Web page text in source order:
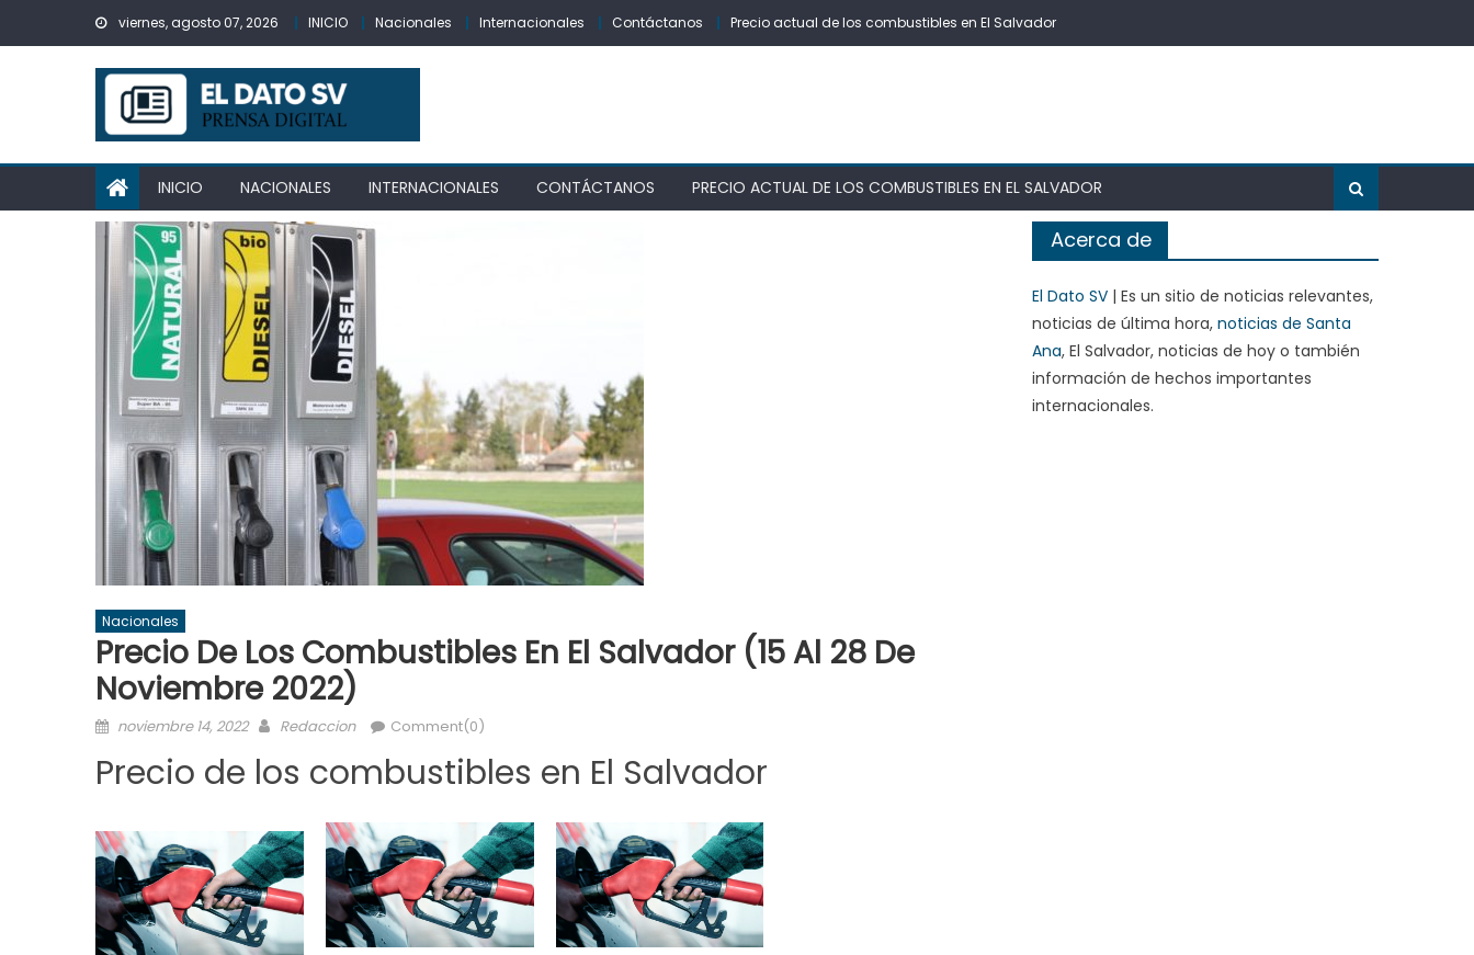
viernes, agosto 07, 2026 INICIO Nacionales Internacionales Contáctanos Precio actual de los combustibles en El Salvador
INICIO NACIONALES INTERNACIONALES CONTÁCTANOS PRECIO ACTUAL DE LOS COMBUSTIBLES EN EL SALVADOR
Nacionales
Precio De Los Combustibles En El Salvador (15 Al 28 De
Noviembre 2022)
Posted
noviembre 14, 2022 Author
Redaccion Comment(0)
Precio de los combustibles en El Salvador
Acerca de
El Dato SV | Es un sitio de noticias relevantes,
noticias de última hora,noticias de Santa
Ana, El Salvador, noticias de hoy o también
información de hechos importantes
internacionales.